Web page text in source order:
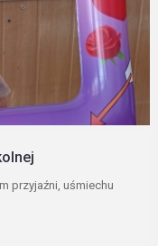
przyjaźni, uśmiechu